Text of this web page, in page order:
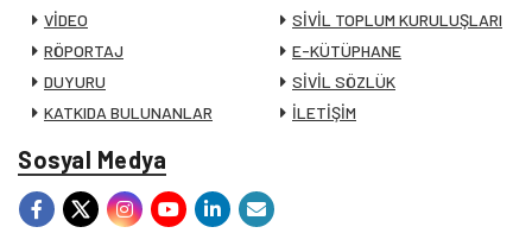
VİDEO
RÖPORTAJ
DUYURU
KATKIDA BULUNANLAR
SİVİL TOPLUM KURULUŞLARI
E-KÜTÜPHANE
SİVİL SÖZLÜK
İLETİŞİM
Sosyal Medya